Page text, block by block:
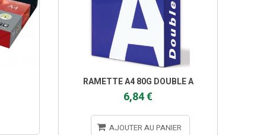
RAMETTE A4 80G DOUBLE A
6,84 €
AJOUTER AU PANIER